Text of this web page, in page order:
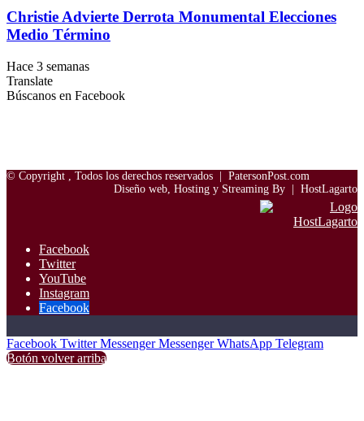
Christie Advierte Derrota Monumental Elecciones
Medio Término
Hace 3 semanas
Translate
Búscanos en Facebook
© Copyright , Todos los derechos reservados | PatersonPost.com
Diseño web, Hosting y Streaming By | HostLagarto
Facebook
Twitter
YouTube
Instagram
Facebook
Facebook Twitter Messenger Messenger WhatsApp Telegram
Botón volver arriba